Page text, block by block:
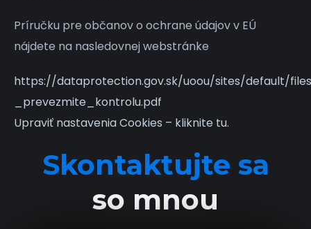
Príručku pre občanov o ochrane údajov v EÚ
nájdete na nasledovnej webstránke
https://dataprotection.gov.sk/uoou/sites/default/
_prevezmite_kontrolu.pdf
Upraviť nastavenia Cookies – kliknite tu.
Skontaktujte sa
so mnou